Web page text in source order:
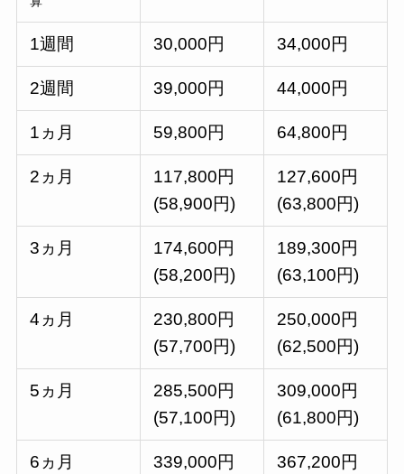
1週間 30,000円 34,000円
2週間 39,000円 44,000円
1ヵ月 59,800円 64,800円
2ヵ月
117,800円
(58,900円)
127,600円
(63,800円)
3ヵ月
174,600円
(58,200円)
189,300円
(63,100円)
4ヵ月
230,800円
(57,700円)
250,000円
(62,500円)
5ヵ月
285,500円
(57,100円)
309,000円
(61,800円)
6ヵ月 339,000円 367,200円